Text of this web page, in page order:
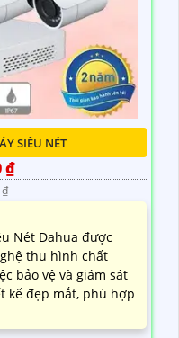
SIÊU NÉT
₫
Nét Dahua được
thu hình chất
bảo vệ và giám sát
kế đẹp mắt, phù hợp